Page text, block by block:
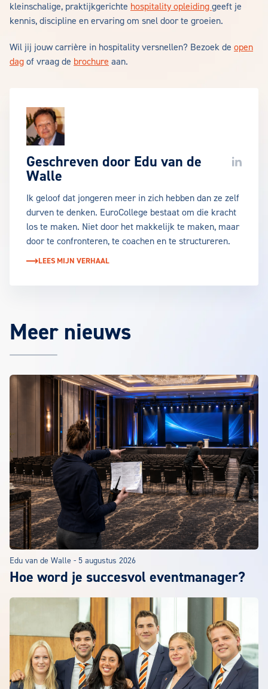
kleinschalige, praktijkgerichte hospitality opleiding geeft je
kennis, discipline en ervaring om snel door te groeien.
Wil jij jouw carrière in hospitality versnellen? Bezoek de open
dag of vraag de brochure aan.
Geschreven door Edu van de
Walle
LinkedIn
Ik geloof dat jongeren meer in zich hebben dan ze zelf
durven te denken. EuroCollege bestaat om die kracht
los te maken. Niet door het makkelijk te maken, maar
door te confronteren, te coachen en te structureren.
LEES MIJN VERHAAL
Meer nieuws
Edu van de Walle - 5 augustus 2026
Hoe word je succesvol eventmanager?